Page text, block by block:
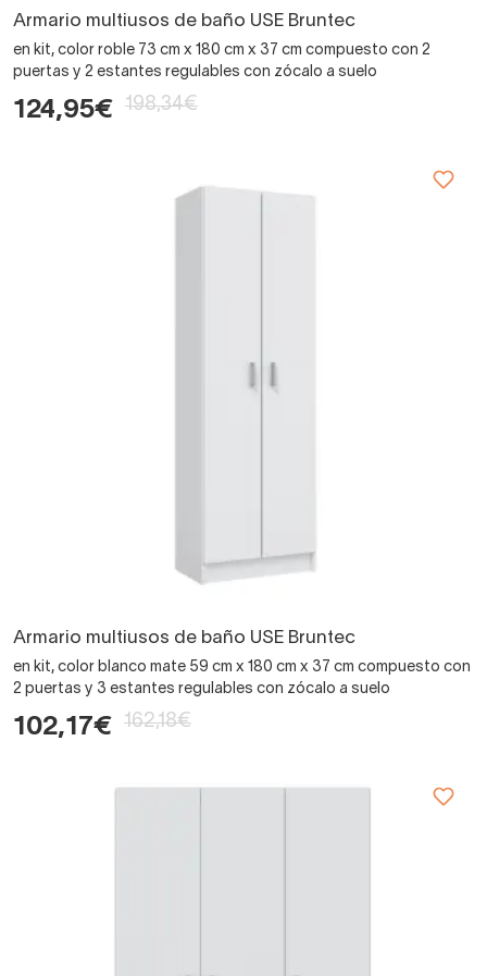
Armario multiusos de baño USE Bruntec
en kit, color roble 73 cm x 180 cm x 37 cm compuesto con 2
puertas y 2 estantes regulables con zócalo a suelo
124,95€ 198,34€
Armario multiusos de baño USE Bruntec
en kit, color blanco mate 59 cm x 180 cm x 37 cm compuesto con
2 puertas y 3 estantes regulables con zócalo a suelo
102,17€ 162,18€